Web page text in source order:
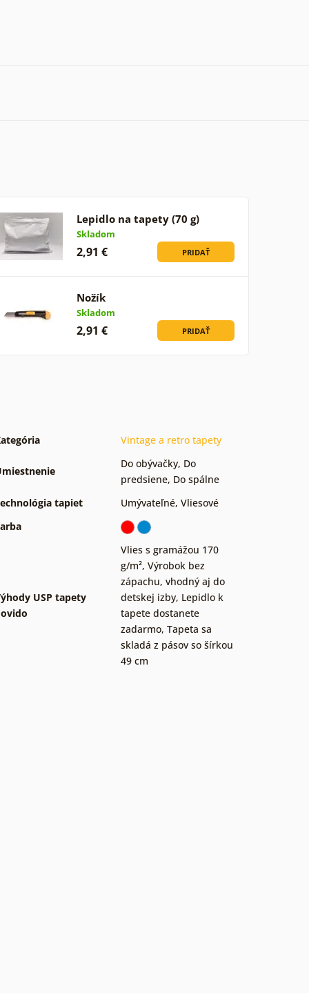
Lepidlo na tapety (70 g)
Skladom
2,91 € PRIDAŤ
Nožík
Skladom
2,91 € PRIDAŤ
Vintage a retro tapety
Do obývačky, Do
predsiene, Do spálne
tapiet
Umývateľné, Vliesové
USP tapety
Vlies s gramážou 170
g/m², Výrobok bez
zápachu, vhodný aj do
detskej izby, Lepidlo k
tapete dostanete
zadarmo, Tapeta sa
skladá z pásov so šírkou
49 cm